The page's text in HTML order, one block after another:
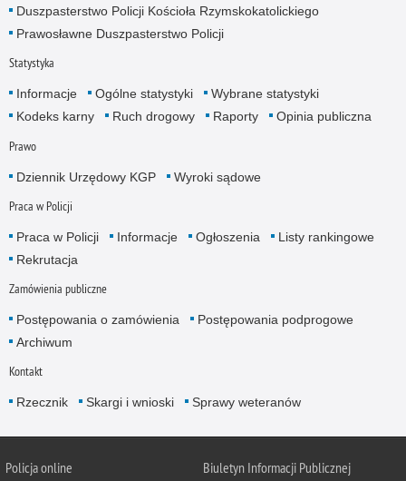
Duszpasterstwo Policji Kościoła Rzymskokatolickiego
Prawosławne Duszpasterstwo Policji
Statystyka
Informacje Ogólne statystyki
Wybrane statystyki
Kodeks karny
Ruch drogowy Raporty Opinia publiczna
Prawo
Dziennik Urzędowy KGP Wyroki sądowe
Praca w Policji
Praca w Policji Informacje Ogłoszenia
Listy rankingowe
Rekrutacja
Zamówienia publiczne
Postępowania o zamówienia
Postępowania podprogowe
Archiwum
Kontakt
Rzecznik Skargi i wnioski Sprawy weteranów
Policjaonline Biuletyn Informacji Publicznej